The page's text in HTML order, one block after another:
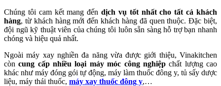
Chúng tôi cam kết mang đếndịch vụ tốt nhất cho tất cả khách
hàng, từ khách hàng mới đến khách hàng đã quen thuộc. Đặc biệt,
đội ngũ kỹ thuật viên của chúng tôi luôn sẵn sàng hỗ trợ bạn nhanh
chóng và hiệu quả nhất.
Ngoài máy xay nghiền đa năng vừa được giới thiệu, Vinakitchen
còncung cấp nhiều loại máy móc công nghiệpchất lượng cao
khác như máy đóng gói tự động, máy làm thuốc đông y, tủ sấy dược
liệu, máy thái thuốc, máy xay thuốc đông y,…